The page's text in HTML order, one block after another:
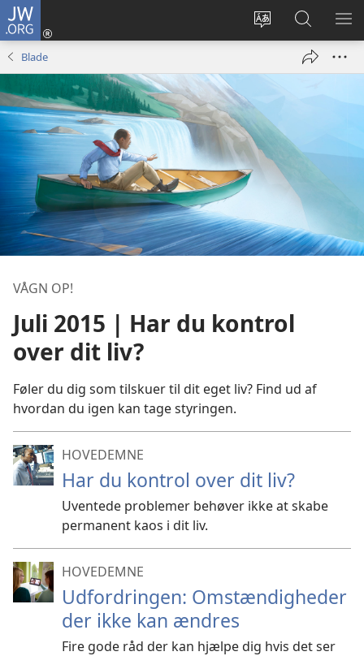
JW.ORG
Vælg
Log
på
Søg
på
JW.ORG
VIS
Blade
VÅGN OP!
Juli 2015 | Har du kontrol
over dit liv?
Føler du dig som tilskuer til dit eget liv? Find ud af
hvordan du igen kan tage styringen.
HOVEDEMNE
Har du kontrol over dit liv?
Uventede problemer behøver ikke at skabe
permanent kaos i dit liv.
HOVEDEMNE
Udfordringen: Omstændigheder
der ikke kan ændres
Fire gode råd der kan hjælpe dig hvis det ser